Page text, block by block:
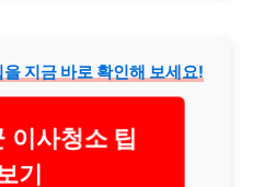
지금 바로 확인해 보세요!
이사청소 팁
보기